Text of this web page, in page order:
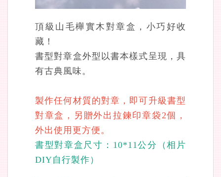
頂級山毛櫸實木對章盒，小巧好收
藏！
書型對章盒外型以書本樣式呈現，具
有古典風味。
製作任何材質的對章，即可升級書型
對章盒，另贈外出拉鍊印章袋2個，
外出使用更方便。
書型對章盒尺寸：10*11公分（相片
DIY自行製作）